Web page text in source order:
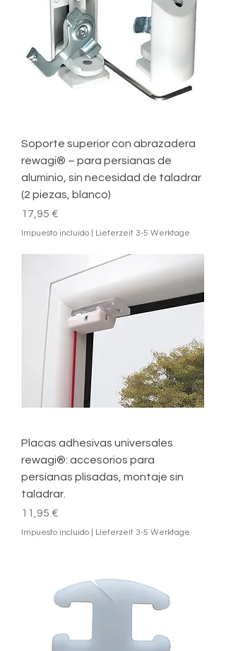
Soporte superior con abrazadera
rewagi® – para persianas de
aluminio, sin necesidad de taladrar
(2 piezas, blanco)
Precio
17,95 €
Impuesto incluido Lieferzeit 3-5 Werktage
Placas adhesivas universales
rewagi®: accesorios para
persianas plisadas, montaje sin
taladrar.
Precio
11,95 €
Impuesto incluido Lieferzeit 3-5 Werktage